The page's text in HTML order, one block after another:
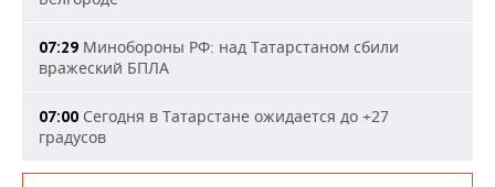
07:29 Минобороны РФ: над Татарстаном сбили
вражеский БПЛА
07:00 Сегодня в Татарстане ожидается до +27
градусов